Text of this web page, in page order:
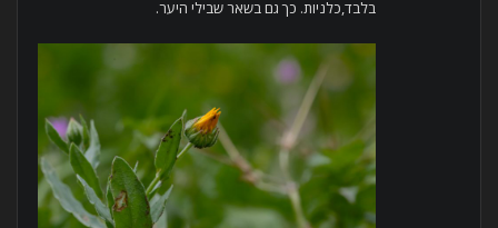
בלבד,כלניות. כך גם בשאר שבילי היער.